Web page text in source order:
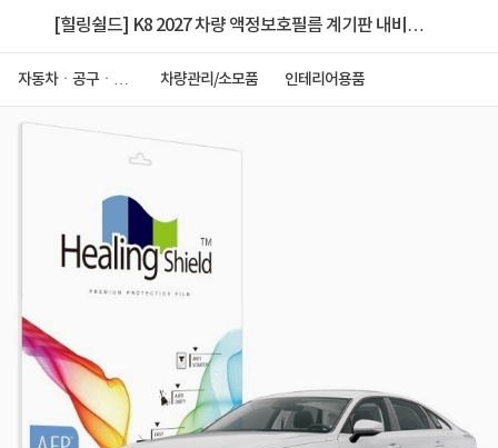
[힐링쉴드] K8 2027 차량 액정보호필름 계기판 내비게
자동차ㆍ공구ㆍ안
차량관리/소모품 인테리어용품